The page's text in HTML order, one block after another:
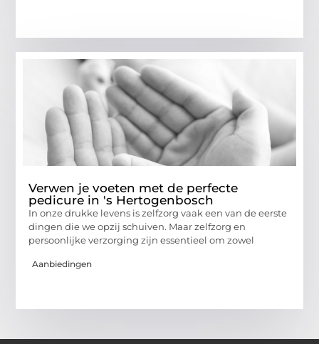
Verwen je voeten met de perfecte
pedicure in 's Hertogenbosch
In onze drukke levens is zelfzorg vaak een van de eerste
dingen die we opzij schuiven. Maar zelfzorg en
persoonlijke verzorging zijn essentieel om zowel
Aanbiedingen